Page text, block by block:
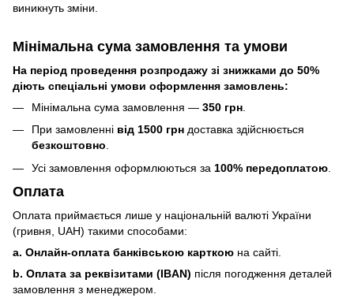
виникнуть зміни.
Мінімальна сума замовлення та умови
На період проведення розпродажу зі знижками до 50%
діють спеціальні умови оформлення замовлень:
Мінімальна сума замовлення — 350 грн
При замовленні від 1500 грн доставка здійснюється
безкоштовно.
Усі замовлення оформлюються за 100% передоплатою
Оплата
Оплата приймається лише у національній валюті України
(гривня, UAH) такими способами:
a. Онлайн-оплата банківською карткою на сайті.
b. Оплата за реквізитами (IBAN) після погодження деталей
замовлення з менеджером.